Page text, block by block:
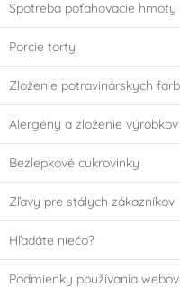
Spotreba poťahovacie hmoty
Porcie torty
Zloženie potravinárskych
Alergény a zloženie výrobkov
Bezlepkové cukrovinky
Zľavy pre stálych zákazníkov
Hľadáte niečo?
Podmienky používania